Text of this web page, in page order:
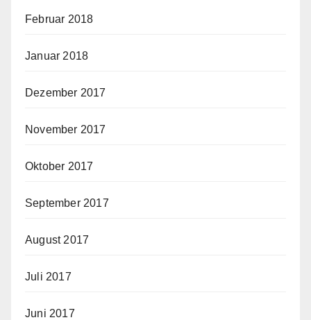
Februar 2018
Januar 2018
Dezember 2017
November 2017
Oktober 2017
September 2017
August 2017
Juli 2017
Juni 2017